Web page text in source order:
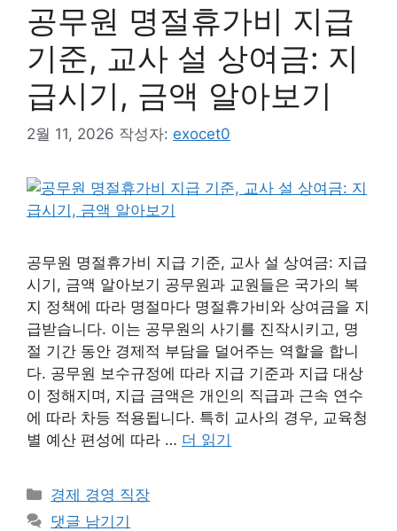
공무원 명절휴가비 지급
기준, 교사 설 상여금: 지
급시기, 금액 알아보기
2월 11, 2026 작성자: exocet0
공무원 명절휴가비 지급 기준, 교사 설 상여금: 지급
시기, 금액 알아보기 공무원과 교원들은 국가의 복
지 정책에 따라 명절마다 명절휴가비와 상여금을 지
급받습니다. 이는 공무원의 사기를 진작시키고, 명
절 기간 동안 경제적 부담을 덜어주는 역할을 합니
다. 공무원 보수규정에 따라 지급 기준과 지급 대상
이 정해지며, 지급 금액은 개인의 직급과 근속 연수
에 따라 차등 적용됩니다. 특히 교사의 경우, 교육청
별 예산 편성에 따라 … 더 읽기
카
테
경제 경영 직장
댓글 남기기